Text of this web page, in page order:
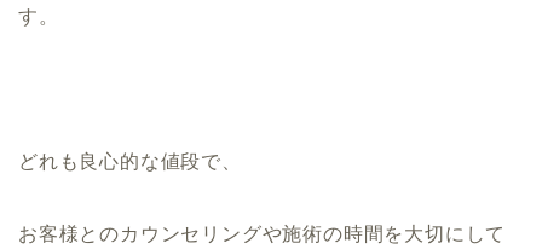
す。
どれも良心的な値段で、
お客様とのカウンセリングや施術の時間を大切にして